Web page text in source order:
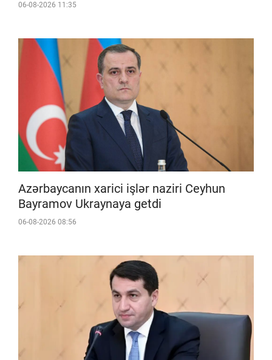
06-08-2026 11:35
Azərbaycanın xarici işlər naziri Ceyhun
Bayramov Ukraynaya getdi
06-08-2026 08:56